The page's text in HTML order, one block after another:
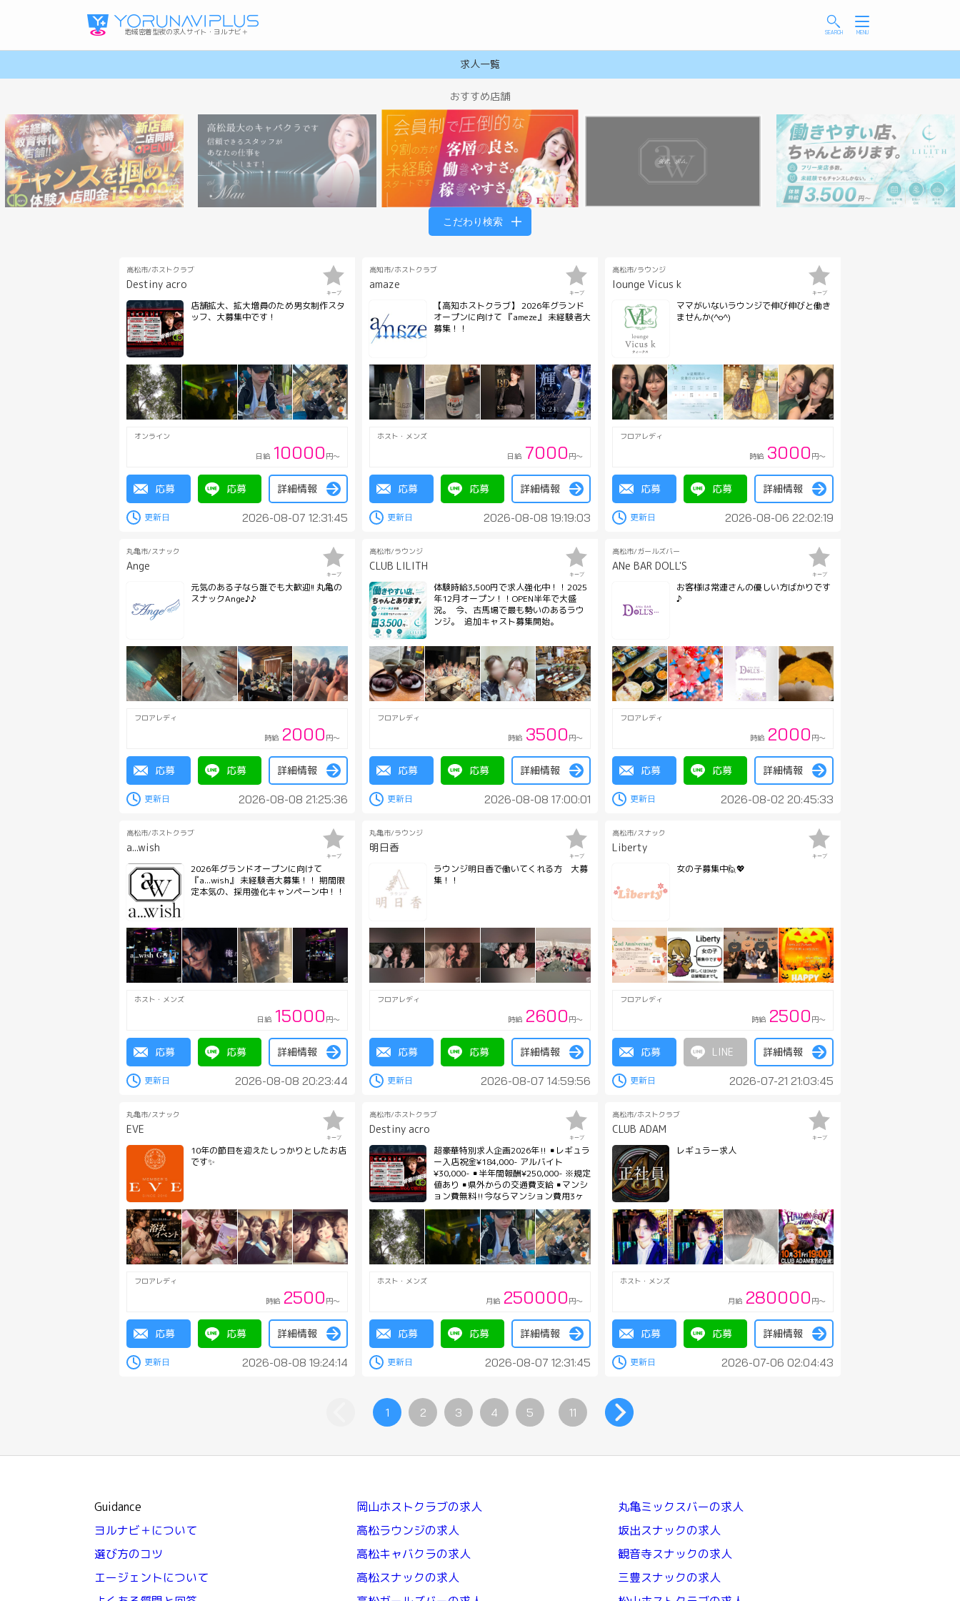
求人一覧
地域密着型夜の求人サイト・ヨルナビ＋
こだわり検索
高松市/ホストクラブ
Destiny acro
キープ
店舗拡大、拡大増員のため男女制作スタ
ッフ、大募集中です！
オンライン
日給 10000 円～
応募 応募 詳細情報
2026-08-07 12:31:45
丸亀市/スナック
Ange
キープ
元気のある子なら誰でも大歓迎!! 丸亀の
スナックAnge♪♪
フロアレディ
時給 2000 円～
応募 応募 詳細情報
2026-08-08 21:25:36
高松市/ホストクラブ
a...wish
キープ
2026年グランドオープンに向けて
『a...wish』 未経験者大募集！！ 期間限
定本気の、採用強化キャンペーン中！！
ホスト・メンズ
日給 15000 円～
応募 応募 詳細情報
2026-08-08 20:23:44
丸亀市/スナック
EVE
キープ
10年の節目を迎えたしっかりとしたお店
です✨️
フロアレディ
時給 2500 円～
応募 応募 詳細情報
2026-08-08 19:24:14
高知市/ホストクラブ
amaze
キープ
【高知ホストクラブ】 2026年グランド
オープンに向けて 『ameze』 未経験者大
募集！！
ホスト・メンズ
日給 7000 円～
応募 応募 詳細情報
2026-08-08 19:19:03
高松市/ラウンジ
CLUB LILITH
キープ
体験時給3,500円で求人強化中！！2025
年12月オープン！！OPEN半年で大盛
況。 今、古馬場で最も勢いのあるラウ
ンジ。 追加キャスト募集開始。
フロアレディ
時給 3500 円～
応募 応募 詳細情報
2026-08-08 17:00:01
丸亀市/ラウンジ
明日香
キープ
ラウンジ明日香で働いてくれる方 大募
集！！
フロアレディ
時給 2600 円～
応募 応募 詳細情報
2026-08-07 14:59:56
高松市/ホストクラブ
Destiny acro
キープ
超豪華特別求人企画2026年‼︎ ▪️レギュラ
ー入店祝金¥184,000- アルバイト
¥30,000- ▪️半年間報酬¥250,000- ※規定
値あり ▪️県外からの交通費支給 ▪️マンシ
ョン費無料‼︎今ならマンション費用3ヶ
月無料 ▪️ヘアメイク代無料(専属のヘア
メイク有り) ▪️携帯費用支給 ▪️名刺無料
▪️宣材撮影費無料 ▪️自社エステサロン完
備 問い合わせ先 店舗:087-823-8950 19
時から25時まで 求人担当 沖:090-5719-
3434 24hOK LINE okioki.
ホスト・メンズ
月給 250000 円～
応募 応募 詳細情報
2026-08-07 12:31:45
高松市/ラウンジ
lounge Vicus k
キープ
ママがいないラウンジで伸び伸びと働き
ませんか(^o^)
フロアレディ
時給 3000 円～
応募 応募 詳細情報
2026-08-06 22:02:19
高松市/ガールズバー
ANe BAR DOLL'S
キープ
お客様は常連さんの優しい方ばかりです
♪
フロアレディ
時給 2000 円～
応募 応募 詳細情報
2026-08-02 20:45:33
高松市/スナック
Liberty
キープ
女の子募集中🙋💖
フロアレディ
時給 2500 円～
応募 詳細情報
2026-07-21 21:03:45
高松市/ホストクラブ
CLUB ADAM
キープ
レギュラー求人
ホスト・メンズ
月給 280000 円～
応募 応募 詳細情報
2026-07-06 02:04:43
1 2 3 4 5 11
Guidance
ヨルナビ＋について
選び方のコツ
エージェントについて
岡山ホストクラブの求人
高松ラウンジの求人
高松キャバクラの求人
高松スナックの求人
丸亀ミックスバーの求人
坂出スナックの求人
観音寺スナックの求人
三豊スナックの求人